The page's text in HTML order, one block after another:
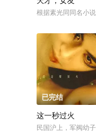
根据素光同同名小
已完结
这一秒过火
民国沪上，军阀幼